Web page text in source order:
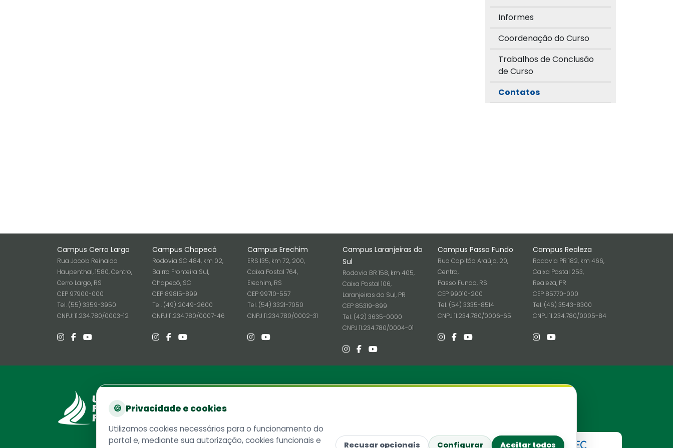
Informes
Coordenação do Curso
Trabalhos de Conclusão
de Curso
Contatos
Campus Cerro Largo
Rua Jacob Reinaldo
Haupenthal, 1580, Centro,
Cerro Largo, RS
CEP 97900-000
Tel. (55) 3359-3950
CNPJ: 11.234.780/0003-12
Campus Chapecó
Rodovia SC 484, km 02,
Bairro Fronteira Sul,
Chapecó, SC
CEP 89815-899
Tel. (49) 2049-2600
CNPJ 11.234.780/0007-46
Campus Erechim
ERS 135, km 72, 200,
Caixa Postal 764,
Erechim, RS
CEP 99710-557
Tel. (54) 3321-7050
CNPJ 11.234.780/0002-31
Campus Laranjeiras do
Sul
Rodovia BR 158, km 405,
Caixa Postal 106,
Laranjeiras do Sul, PR
CEP 85319-899
Tel. (42) 3635-0000
CNPJ 11.234.780/0004-01
Campus Passo Fundo
Rua Capitão Araújo, 20,
Centro,
Passo Fundo, RS
CEP 99010-200
Tel. (54) 3335-8514
CNPJ 11.234.780/0006-65
Campus Realeza
Rodovia PR 182, km 466,
Caixa Postal 253,
Realeza, PR
CEP 85770-000
Tel. (46) 3543-8300
CNPJ 11.234.780/0005-84
Rodovia SC 484 - Km 02, Fronteira Sul
CEP 89815-899
Caixa Postal 181
Imprensa
Lista telefônica UFFS
🍪 Privacidade e cookies
Utilizamos cookies necessários para o funcionamento do
portal e, mediante sua autorização, cookies funcionais e
Recusar opcionais Configurar Aceitar todos